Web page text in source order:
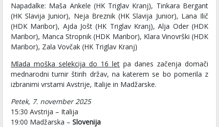
Napadalke: Maša Ankele (HK Triglav Kranj), Tinkara Bergant
(HK Slavija Junior), Neja Breznik (HK Slavija Junior), Lana Ilič
(HDK Maribor), Ajda Jošt (HK Triglav Kranj), Alja Oder (HDK
Maribor), Manca Stropnik (HDK Maribor), Klara Vinovrški (HDK
Maribor), Zala Vovčak (HK Triglav Kranj)
Mlada moška selekcija do 16 let pa danes začenja domači
mednarodni turnir štirih držav, na katerem se bo pomerila z
izbranimi vrstami Avstrije, Italije in Madžarske.
Petek, 7. november 2025
15:30 Avstrija – Italija
19:00 Madžarska – Slovenija